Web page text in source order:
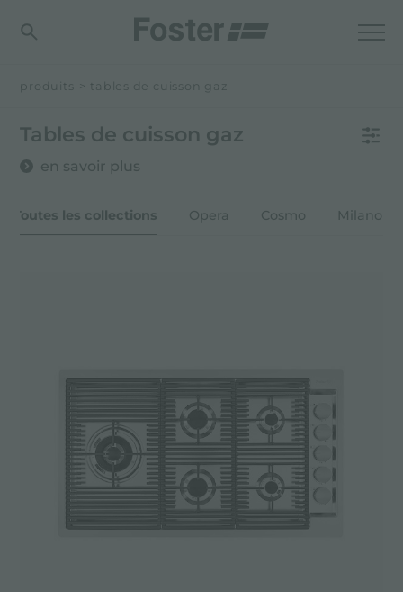
produits > tables de cuisson gaz
Tables de cuisson gaz
en savoir plus
Toutes les collections Opera Cosmo Milano